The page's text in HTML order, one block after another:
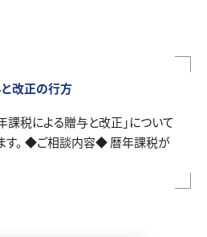
お問い合わせ
改正の行方
課税による贈与と改正」について
す。 ◆ご相談内容◆ 暦年課税が